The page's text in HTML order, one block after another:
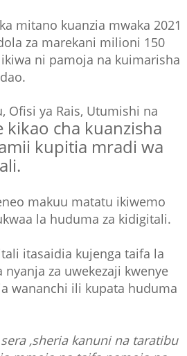
mitano kuanzia mwaka 2021
za marekani milioni 150
ni pamoja na kuimarisha
Ofisi ya Rais, Utumishi na
kikao cha kuanzisha
kupitia mradi wa
makuu matatu ikiwemo
la huduma za kidigitali.
itasaidia kujenga taifa la
za uwekezaji kwenye
wananchi ili kupata huduma
,sheria kanuni na taratibu